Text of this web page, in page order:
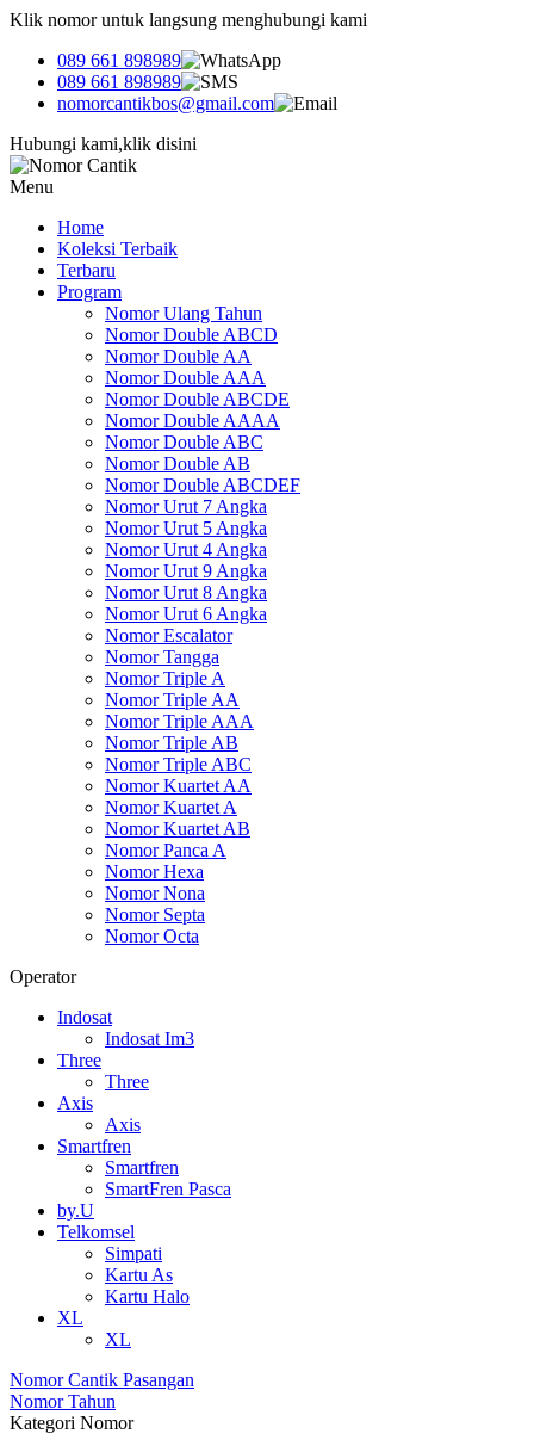
Klik nomor untuk langsung menghubungi kami
089 661 898989
089 661 898989
nomorcantikbos@gmail.com
Hubungi kami,klik disini
Menu
Home
Koleksi Terbaik
Terbaru
Program
Nomor Ulang Tahun
Nomor Double ABCD
Nomor Double AA
Nomor Double AAA
Nomor Double ABCDE
Nomor Double AAAA
Nomor Double ABC
Nomor Double AB
Nomor Double ABCDEF
Nomor Urut 7 Angka
Nomor Urut 5 Angka
Nomor Urut 4 Angka
Nomor Urut 9 Angka
Nomor Urut 8 Angka
Nomor Urut 6 Angka
Nomor Escalator
Nomor Tangga
Nomor Triple A
Nomor Triple AA
Nomor Triple AAA
Nomor Triple AB
Nomor Triple ABC
Nomor Kuartet AA
Nomor Kuartet A
Nomor Kuartet AB
Nomor Panca A
Nomor Hexa
Nomor Nona
Nomor Septa
Nomor Octa
Operator
Indosat
Indosat Im3
Three
Three
Axis
Axis
Smartfren
Smartfren
SmartFren Pasca
by.U
Telkomsel
Simpati
Kartu As
Kartu Halo
XL
XL
Nomor Cantik Pasangan
Nomor Tahun
Kategori Nomor